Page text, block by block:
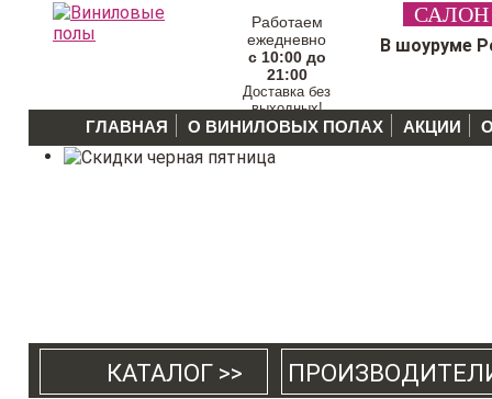
Работаем
ежедневно
с 10:00 до
21:00
Доставка без
выходных!
В шоуруме
ГЛАВНАЯ О ВИНИЛОВЫХ ПОЛАХ АКЦИИ
КАТАЛОГ >>